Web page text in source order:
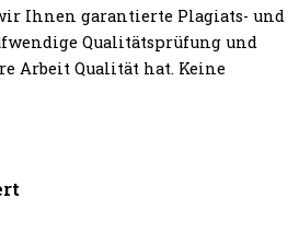
Ihnen garantierte Plagiats- und
Qualitätsprüfung und
Arbeit Qualität hat. Keine